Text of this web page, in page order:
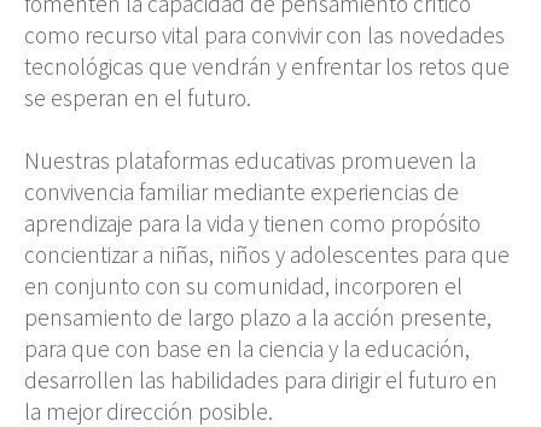
como recurso vital para convivir con las novedades
tecnológicas que vendrán y enfrentar los retos que
se esperan en el futuro.
Nuestras plataformas educativas promueven la
convivencia familiar mediante experiencias de
aprendizaje para la vida y tienen como propósito
concientizar a niñas, niños y adolescentes para que
en conjunto con su comunidad, incorporen el
pensamiento de largo plazo a la acción presente,
para que con base en la ciencia y la educación,
desarrollen las habilidades para dirigir el futuro en
la mejor dirección posible.